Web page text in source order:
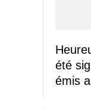
été
émis